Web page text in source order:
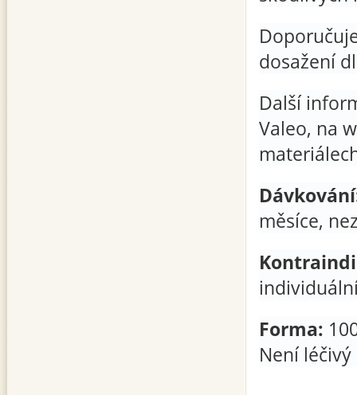
dosažení
Další
Valeo, na
měsíce,
Forma:
Není